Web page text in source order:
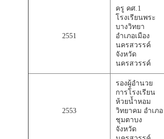
2551
ครู คศ.1
โรงเรียนพระ
บางวิทยา
อำเภอเมือง
นครสวรรค์
จังหวัด
นครสวรรค์
2553
รองผู้อำนวย
การโรงเรียน
ห้วยน้ำหอม
วิทยาคม อำเภอ
ชุมตาบง
จังหวัด